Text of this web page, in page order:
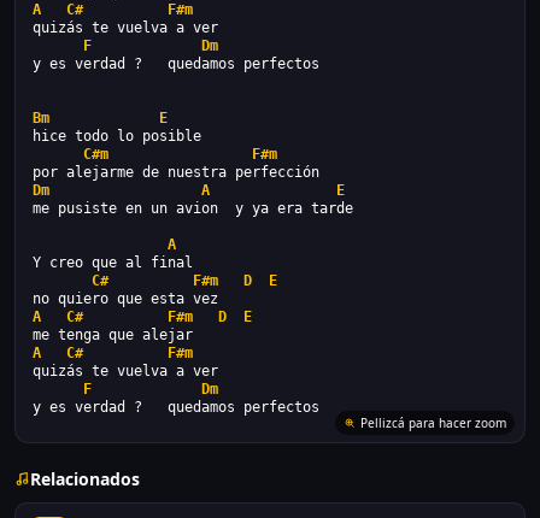
A
C#
F#m
quizás te vuelva a ver
F
Dm
y es verdad ?   quedamos perfectos
Bm
E
hice todo lo posible
C#m
F#m
por alejarme de nuestra perfección
Dm
A
E
me pusiste en un avion  y ya era tarde
A
Y creo que al final
C#
F#m D
E
no quiero que esta vez
A
C# F#m D
E
me tenga que alejar
A
C#
F#m
quizás te vuelva a ver
F
Dm
y es verdad ?   quedamos perfectos
Pellizcá para hacer zoom
Relacionados